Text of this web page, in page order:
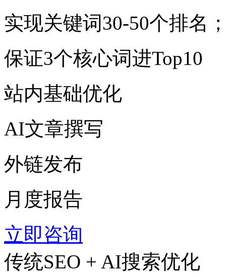
实现关键词30-50个排名
保证3个核心词进Top10
站内基础优化
AI文章撰写
外链发布
月度报告
立即咨询
传统SEO + AI搜索优化